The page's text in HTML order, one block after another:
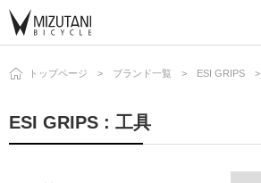
トップページ ブランド一覧 ESI GRIPS
ESI GRIPS : 工具